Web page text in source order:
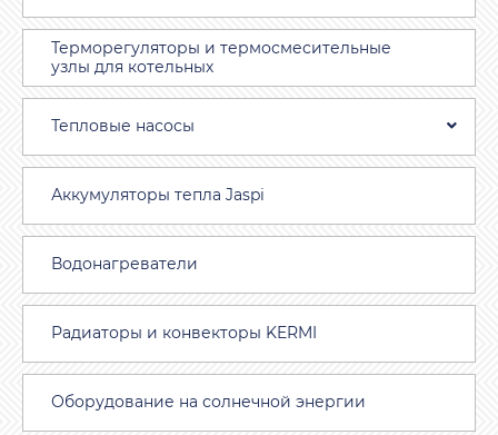
Терморегуляторы и термосмесительные
узлы для котельных
Тепловые насосы
Аккумуляторы тепла Jaspi
Водонагреватели
Радиаторы и конвекторы KERMI
Оборудование на солнечной энергии